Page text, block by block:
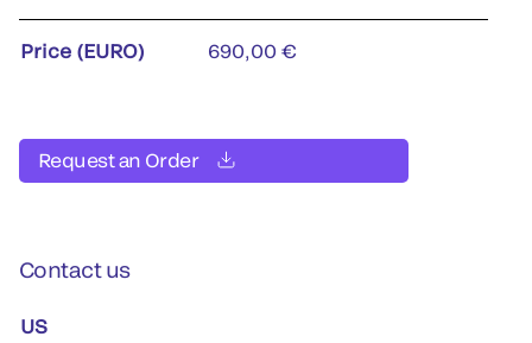
Price (EURO) 690,00 €
Request an Order
Contact us
US